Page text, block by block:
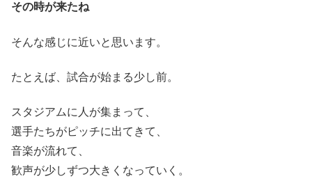
その時が来たね
そんな感じに近いと思います。
たとえば、試合が始まる少し前。
スタジアムに人が集まって、
選手たちがピッチに出てきて、
音楽が流れて、
歓声が少しずつ大きくなっていく。